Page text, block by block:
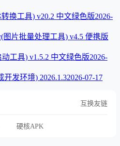
转换工具) v20.2 中文绿色版2026-
图片批量处理工具) v4.5 便携版
工具) v1.5.2 中文绿色版2026-
开发环境) 2026.1.32026-07-17
互换友链
硬核APK